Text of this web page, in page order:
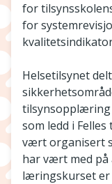
for
for
Helsetilsynet
som ledd i
vært organisert
har vært med på
læringskurset